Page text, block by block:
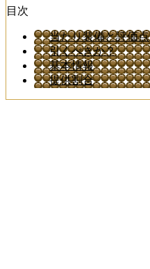
目次
当たり装備と評価点
引くべきか？
基本情報
提供割合